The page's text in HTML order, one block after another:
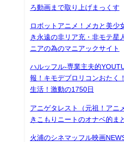
ろ動画まで取り上げまっくす
ロボットアニメ！メカと美少
き永遠の非リア充・非モテ星
ニアの為のマニアックサイト
ハルッフル-専業主夫的
報！キモデブロリコンおたく
生活！激動の1750日
アニゲタレスト（元祖！ア
きこもりニートのオナベ的ま
火浦のシネマッフル映画